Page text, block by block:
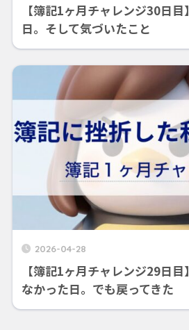
【簿記1ヶ月チャレンジ30日
日。そして気づいたこと
2026-04-28
【簿記1ヶ月チャレンジ29日
なかった日。でも戻ってきた